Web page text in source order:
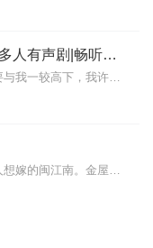
大奉打更人丨头陀渊领衔多人有声剧|畅听全集|王鹤棣、田曦薇主演影视剧原著|卖报小郎君
【冒泡有奖】听说杨千幻那厮要与我一较高下，我许七安要开始装叉了！快进入声音播放页戳下方输入框，冒个泡偷偷告诉我，我要用哪些诗词才能胜过他？说得好的，有赏！202...
危难时刻，洛天一攀上江城人人想嫁的闽江南。金屋藏娇，一腔深情尽付，却不过是男人蓄谋已久的局?豪门恩怨，她承受不起，只能黯然逃离，却被男人天涯海角通缉。“洛天一，...